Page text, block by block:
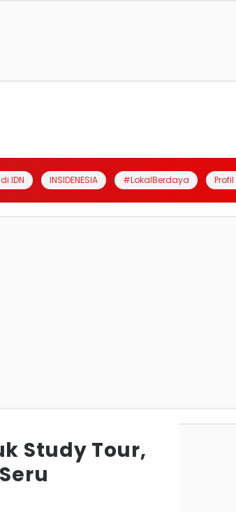
IDN INSIDENESIA #LokalBerdaya
Study Tour,